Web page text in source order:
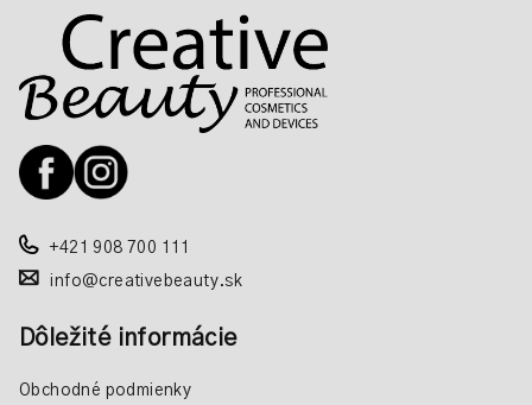
+421 908 700 111
info@creativebeauty.sk
Dôležité informácie
Obchodné podmienky